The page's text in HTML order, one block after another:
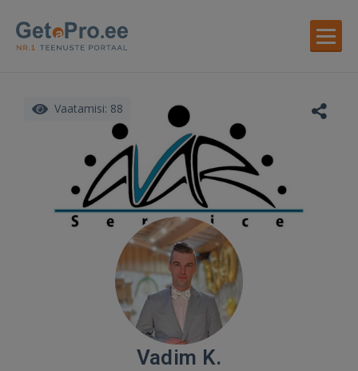
Vaatamisi: 88
Vadim K.